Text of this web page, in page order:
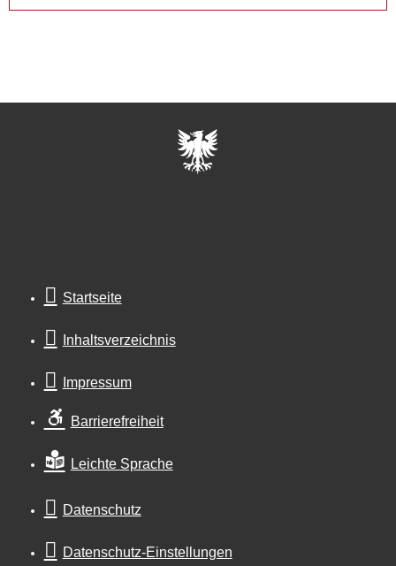
Startseite
Inhaltsverzeichnis
Impressum
Barrierefreiheit
Leichte Sprache
Datenschutz
Datenschutz-Einstellungen